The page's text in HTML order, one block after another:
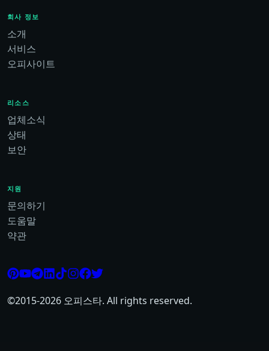
회사 정보
소개
서비스
오피사이트
리소스
업체소식
상태
보안
지원
문의하기
도움말
약관
©2015-2026 오피스타. All rights reserved.